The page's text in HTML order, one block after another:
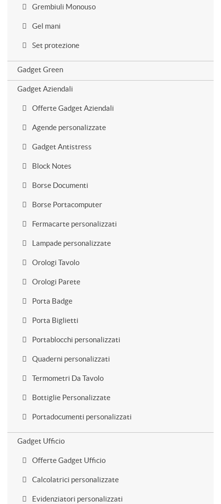
Grembiuli Monouso
Gel mani
Set protezione
Gadget Green
Gadget Aziendali
Offerte Gadget Aziendali
Agende personalizzate
Gadget Antistress
Block Notes
Borse Documenti
Borse Portacomputer
Fermacarte personalizzati
Lampade personalizzate
Orologi Tavolo
Orologi Parete
Porta Badge
Porta Biglietti
Portablocchi personalizzati
Quaderni personalizzati
Termometri Da Tavolo
Bottiglie Personalizzate
Portadocumenti personalizzati
Gadget Ufficio
Offerte Gadget Ufficio
Calcolatrici personalizzate
Evidenziatori personalizzati